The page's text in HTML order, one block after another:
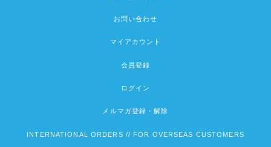
お問い合わせ
マイアカウント
会員登録
ログイン
メルマガ登録・解除
INTERNATIONAL ORDERS // FOR OVERSEAS CUSTOMERS